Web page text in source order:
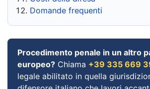
Domande frequenti
Procedimento penale in un altro
europeo? Chiama +39 335 669
legale abilitato in quella